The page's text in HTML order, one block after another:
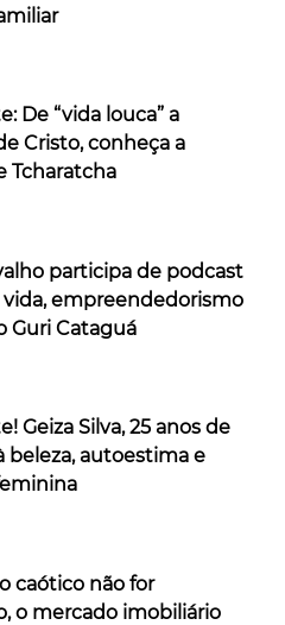
De “vida louca” a
Cristo, conheça a
Tcharatcha
participa de podcast
vida, empreendedorismo
Guri Cataguá
Geiza Silva, 25 anos de
beleza, autoestima e
caótico não for
o mercado imobiliário